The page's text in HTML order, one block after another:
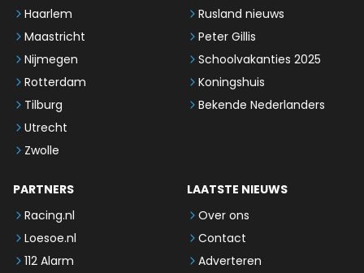
Haarlem
Maastricht
Nijmegen
Rotterdam
Tilburg
Utrecht
Zwolle
Rusland nieuws
Peter Gillis
Schoolvakanties 2025
Koningshuis
Bekende Nederlanders
PARTNERS
Racing.nl
Loesoe.nl
112 Alarm
LAATSTE NIEUWS
Over ons
Contact
Adverteren